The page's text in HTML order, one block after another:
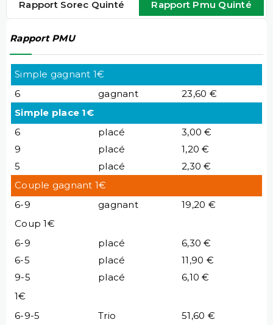
Rapport Sorec Quinté Rapport Pmu Quinté
Rapport PMU
Simple gagnant 1€
6
gagnant
23,60 €
Simple place 1€
6
placé
3,00 €
9
placé
1,20 €
5
placé
2,30 €
Couple gagnant 1€
6-9
gagnant
19,20 €
Coup 1€
6-9
placé
6,30 €
6-5
placé
11,90 €
9-5
placé
6,10 €
1€
6-9-5
Trio
51,60 €